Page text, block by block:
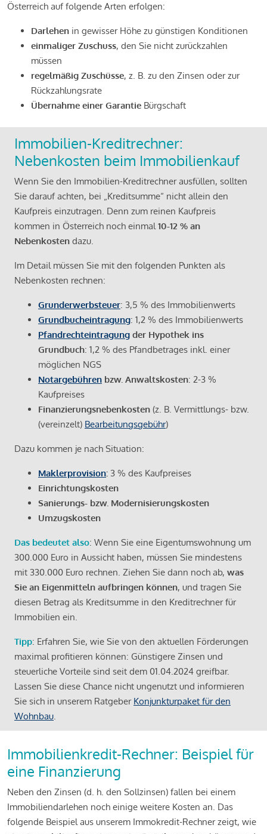
Österreich auf folgende Arten erfolgen:
Darlehen in gewisser Höhe zu günstigen Konditionen
einmaliger Zuschuss, den Sie nicht zurückzahlen
müssen
regelmäßig Zuschüsse, z. B. zu den Zinsen oder zur
Rückzahlungsrate
Übernahme einer Garantie Bürgschaft
Immobilien-Kreditrechner:
Nebenkosten beim Immobilienkauf
Wenn Sie den Immobilien-Kreditrechner ausfüllen, sollten
Sie darauf achten, bei „Kreditsumme“ nicht allein den
Kaufpreis einzutragen. Denn zum reinen Kaufpreis
kommen in Österreich noch einmal10-12 % an
Nebenkosten dazu.
Im Detail müssen Sie mit den folgenden Punkten als
Nebenkosten rechnen:
Grunderwerbsteuer: 3,5 % des Immobilienwerts
Grundbucheintragung: 1,2 % des Immobilienwerts
Pfandrechteintragung der Hypothek ins
Grundbuch: 1,2 % des Pfandbetrages inkl. einer
möglichen NGS
Notargebühren bzw. Anwaltskosten: 2-3 %
Kaufpreises
Finanzierungsnebenkosten (z. B. Vermittlungs- bzw.
(vereinzelt) Bearbeitungsgebühr)
Dazu kommen je nach Situation:
Maklerprovision: 3 % des Kaufpreises
Einrichtungskosten
Sanierungs- bzw. Modernisierungskosten
Umzugskosten
Das bedeutet also: Wenn Sie eine Eigentumswohnung um
300.000 Euro in Aussicht haben, müssen Sie mindestens
mit 330.000 Euro rechnen. Ziehen Sie dann noch ab, was
Sie an Eigenmitteln aufbringen können, und tragen Sie
diesen Betrag als Kreditsumme in den Kreditrechner für
Immobilien ein.
Tipp: Erfahren Sie, wie Sie von den aktuellen Förderungen
maximal profitieren können: Günstigere Zinsen und
steuerliche Vorteile sind seit dem 01.04.2024 greifbar.
Lassen Sie diese Chance nicht ungenutzt und informieren
Sie sich in unserem Ratgeber Konjunkturpaket für den
Wohnbau.
Immobilienkredit-Rechner: Beispiel für
eine Finanzierung
Neben den Zinsen (d. h. den Sollzinsen) fallen bei einem
Immobiliendarlehen noch einige weitere Kosten an. Das
folgende Beispiel aus unserem Immokredit-Rechner zeigt, wie